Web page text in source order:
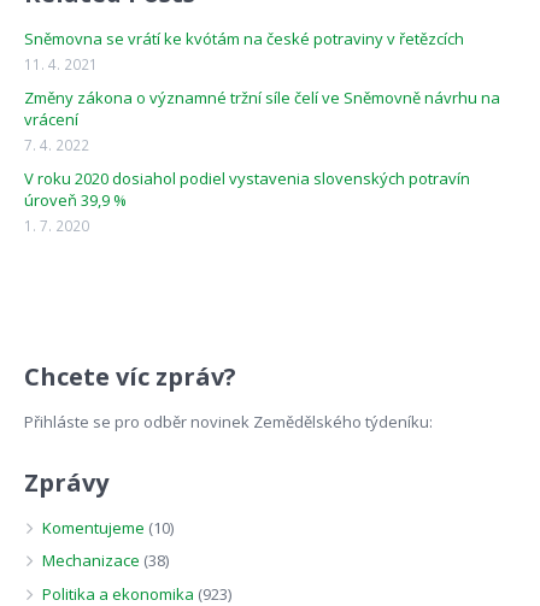
Sněmovna se vrátí ke kvótám na české potraviny v řetězcích
11. 4. 2021
Změny zákona o významné tržní síle čelí ve Sněmovně návrhu na
vrácení
7. 4. 2022
V roku 2020 dosiahol podiel vystavenia slovenských potravín
úroveň 39,9 %
1. 7. 2020
Chcete víc zpráv?
Přihláste se pro odběr novinek Zemědělského týdeníku:
Zprávy
Komentujeme (10)
Mechanizace (38)
Politika a ekonomika (923)